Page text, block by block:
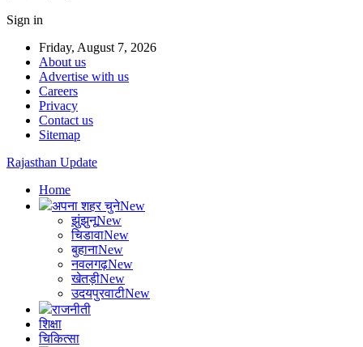
Sign in
Friday, August 7, 2026
About us
Advertise with us
Careers
Privacy
Contact us
Sitemap
Rajasthan Update
Home
अपना शहर चुनेNew
झुंझुनूNew
चिडावाNew
बुहानाNew
नवलगढ़New
खेतड़ीNew
उदयपुरवाटीNew
राजनीती
शिक्षा
चिकित्सा